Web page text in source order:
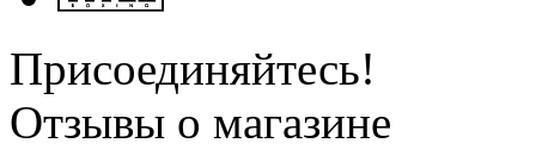
Присоединяйтесь!
Отзывы о магазине